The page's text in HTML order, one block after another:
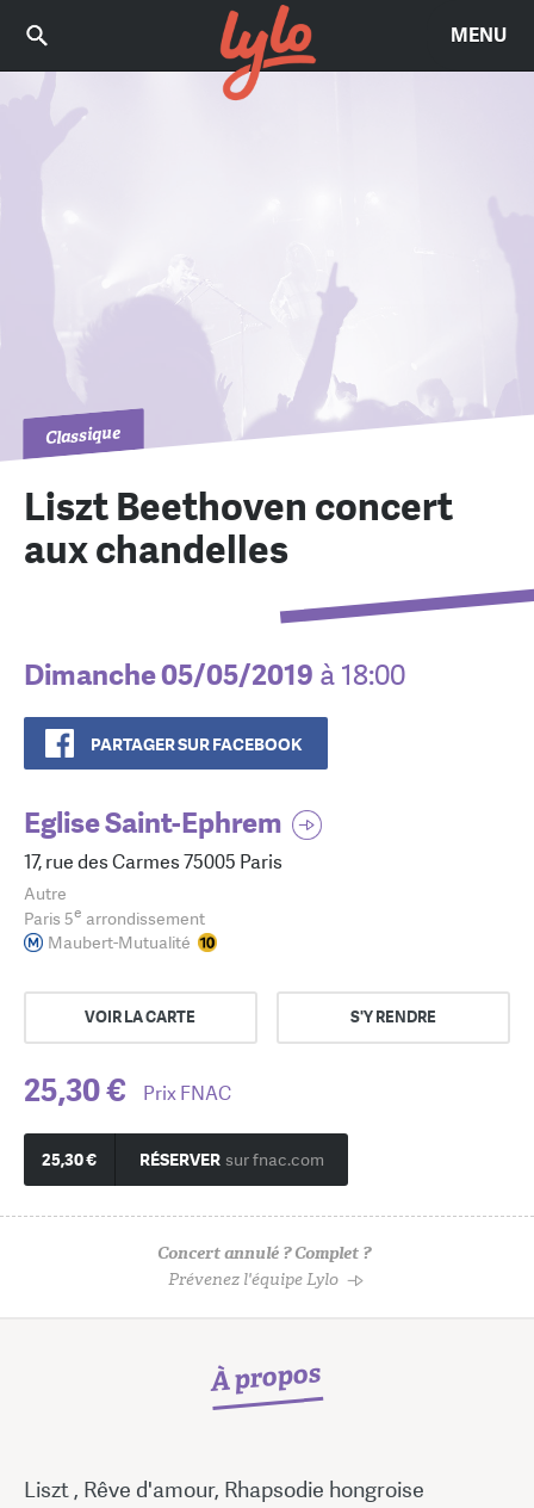
MENU
Classique
Liszt Beethoven concert
aux chandelles
Dimanche 05/05/2019 à 18:00
PARTAGER SUR FACEBOOK
Eglise Saint-Ephrem
17, rue des Carmes 75005 Paris
Autre
Paris 5e arrondissement
Maubert-Mutualité
VOIR LA CARTE S'Y RENDRE
25,30 € Prix FNAC
25,30 € RÉSERVER sur fnac.com
Concert annulé ? Complet ?
Prévenez l'équipe Lylo
À propos
Liszt , Rêve d'amour, Rhapsodie hongroise